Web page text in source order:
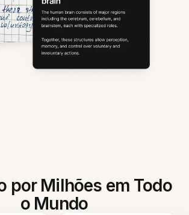
por Milhões em Todo
o Mundo